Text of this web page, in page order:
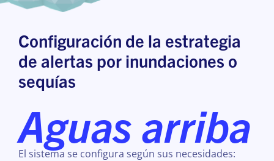
Configuración de la estrategia
de alertas por inundaciones o
sequías
Aguas arriba
El sistema se configura según sus necesidades: